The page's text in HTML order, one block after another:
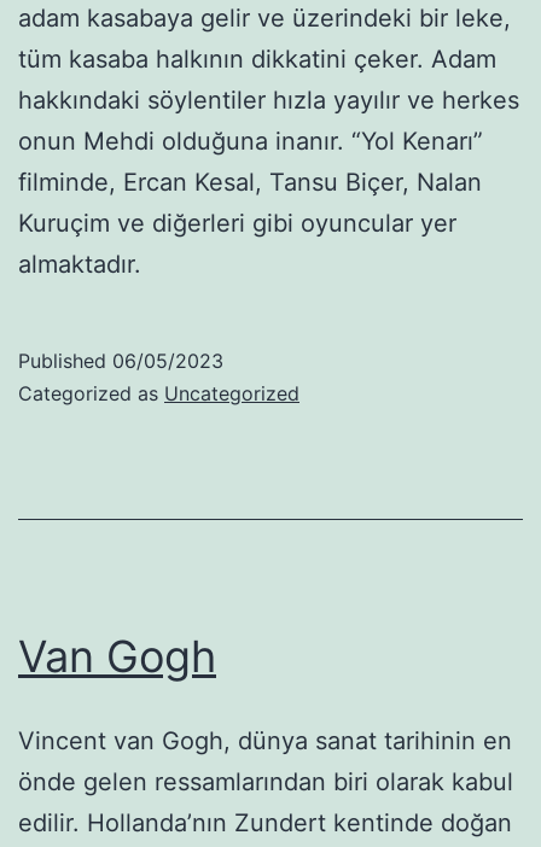
adam kasabaya gelir ve üzerindeki bir leke,
tüm kasaba halkının dikkatini çeker. Adam
hakkındaki söylentiler hızla yayılır ve herkes
onun Mehdi olduğuna inanır. “Yol Kenarı”
filminde, Ercan Kesal, Tansu Biçer, Nalan
Kuruçim ve diğerleri gibi oyuncular yer
almaktadır.
Published 06/05/2023
Categorized as Uncategorized
Van Gogh
Vincent van Gogh, dünya sanat tarihinin en
önde gelen ressamlarından biri olarak kabul
edilir. Hollanda’nın Zundert kentinde doğan